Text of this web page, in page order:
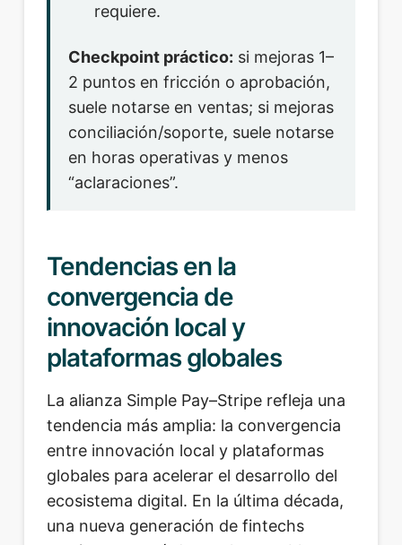
requiere.
Checkpoint práctico: si mejoras 1–
2 puntos en fricción o aprobación,
suele notarse en ventas; si mejoras
conciliación/soporte, suele notarse
en horas operativas y menos
“aclaraciones”.
Tendencias en la
convergencia de
innovación local y
plataformas globales
La alianza Simple Pay–Stripe refleja una
tendencia más amplia: la convergencia
entre innovación local y plataformas
globales para acelerar el desarrollo del
ecosistema digital. En la última década,
una nueva generación de fintechs